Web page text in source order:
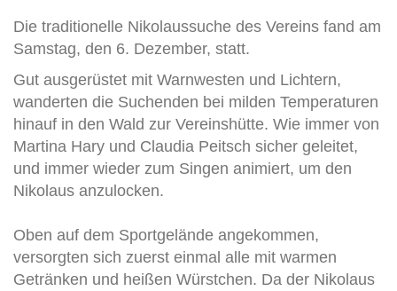
Die traditionelle Nikolaussuche des Vereins fand am
Samstag, den 6. Dezember, statt.
Gut ausgerüstet mit Warnwesten und Lichtern,
wanderten die Suchenden bei milden Temperaturen
hinauf in den Wald zur Vereinshütte. Wie immer von
Martina Hary und Claudia Peitsch sicher geleitet,
und immer wieder zum Singen animiert, um den
Nikolaus anzulocken.
Oben auf dem Sportgelände angekommen,
versorgten sich zuerst einmal alle mit warmen
Getränken und heißen Würstchen. Da der Nikolaus